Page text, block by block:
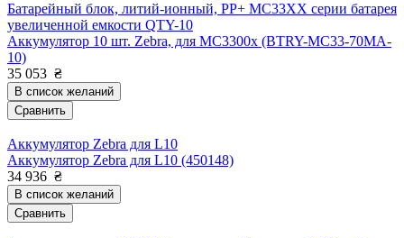
Батарейный блок, литий-ионный, PP+ MC33XX серии батарея
увеличенной емкости QTY-10
Аккумулятор 10 шт. Zebra, для MC3300x (BTRY-MC33-70MA-
10)
35 053 ₴
В список желаний
Сравнить
Аккумулятор Zebra для L10
Аккумулятор Zebra для L10 (450148)
34 936 ₴
В список желаний
Сравнить